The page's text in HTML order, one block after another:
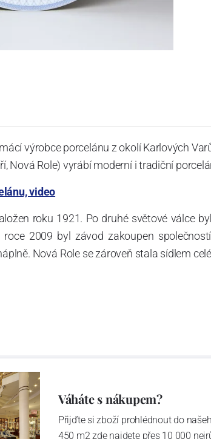
výrobce porcelánu z okolí Karlových
Nová Role) vyrábí moderní i tradiční
video
roku 1921. Po druhé světové válce
roce 2009 byl závod zakoupen
Nová Role se zároveň stala sídlem
Váháte s nákupem?
Přijďte si zboží prohlédnout do
450 m2 zde najdete přes 10 000